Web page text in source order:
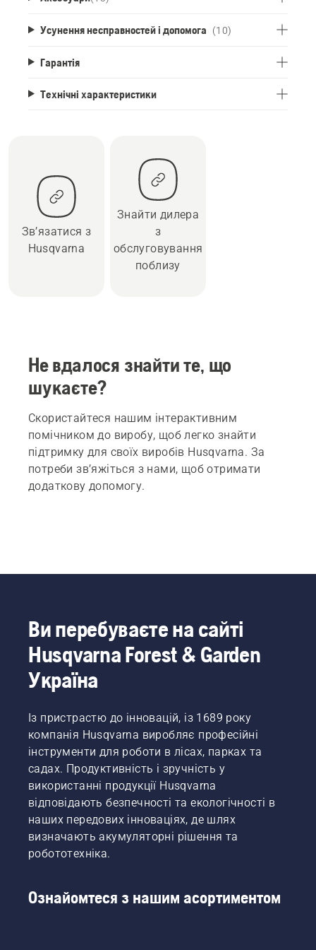
Усунення несправностей і допомога (10)
Гарантія
Технічні характеристики
Зв’язатися з
Husqvarna
Знайти дилера
з
обслуговування
поблизу
Не вдалося знайти те, що
шукаєте?
Скористайтеся нашим інтерактивним
помічником до виробу, щоб легко знайти
підтримку для своїх виробів Husqvarna. За
потреби зв’яжіться з нами, щоб отримати
додаткову допомогу.
Ви перебуваєте на сайті
Husqvarna Forest & Garden
Україна
Із пристрастю до інновацій, із 1689 року
компанія Husqvarna виробляє професійні
інструменти для роботи в лісах, парках та
садах. Продуктивність і зручність у
використанні продукції Husqvarna
відповідають безпечності та екологічності в
наших передових інноваціях, де шлях
визначають акумуляторні рішення та
робототехніка.
Ознайомтеся з нашим асортиментом